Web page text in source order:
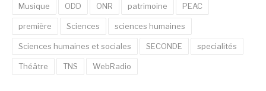
Musique ODD ONR patrimoine PEAC
première Sciences sciences humaines
Sciences humaines et sociales SECONDE specialités
Théâtre TNS WebRadio